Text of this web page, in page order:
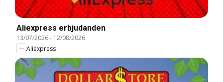
Aliexpress erbjudanden
13/07/2026- 12/08/2026
Aliexpress